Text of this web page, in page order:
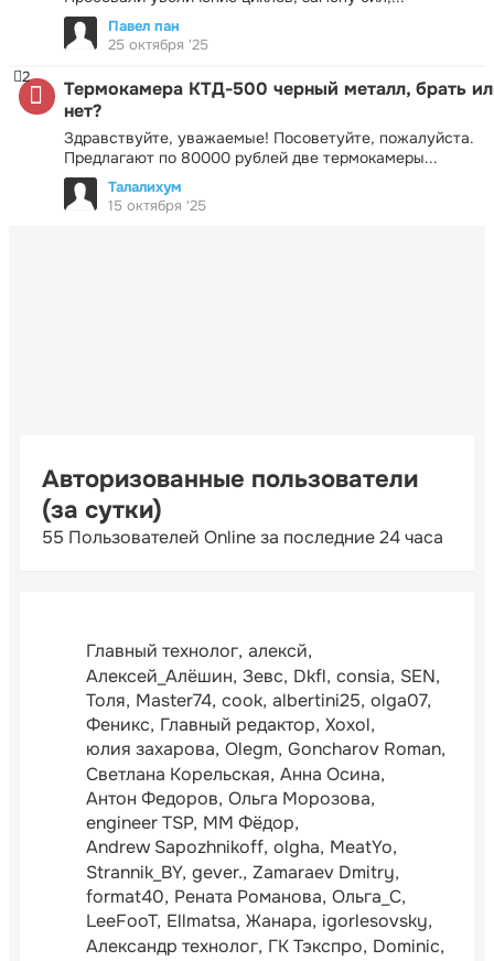
Павел пан
25 октября '25
Термокамера КТД-500 черный металл, брать
нет?
Здравствуйте, уважаемые! Посоветуйте, пожалуйста.
Предлагают по 80000 рублей две термокамеры...
2
Талалихум
15 октября '25
Авторизованные пользователи
(за сутки)
55 Пользователей Online за последние 24 часа
Главный технолог алексй
Алексей_Алёшин Зевс Dkfl consia SEN
Толя Master74 cook albertini25 olga07
Феникс Главный редактор Xoxol
юлия захарова Olegm Goncharov Roman
Светлана Корельская Анна Осина
Антон Федоров Ольга Морозова
engineer TSP ММ Фёдор
Andrew Sapozhnikoff olgha MeatYo
Strannik_BY gever. Zamaraev Dmitry
format40 Рената Романова Ольга_С
LeeFooT Ellmatsa Жанара igorlesovsky
Александр технолог ГК Тэкспро Dominic